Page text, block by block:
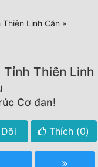
Linh Căn »
Thiên Linh
Cơ đan!
Thích (0)